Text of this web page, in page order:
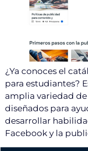
¿Ya conoces el
para estudiantes?
amplia variedad
diseñados para
desarrollar
Facebook y la